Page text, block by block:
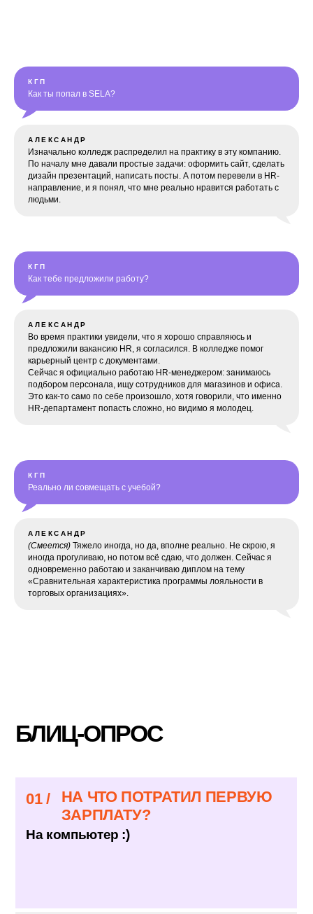
КГП
Как ты попал в SELA?
АЛЕКСАНДР
Изначально колледж распределил на практику в эту компанию.
По началу мне давали простые задачи: оформить сайт, сделать
дизайн презентаций, написать посты. А потом перевели в HR-
направление, и я понял, что мне реально нравится работать с
людьми.
КГП
Как тебе предложили работу?
АЛЕКСАНДР
Во время практики увидели, что я хорошо справляюсь и
предложили вакансию HR, я согласился. В колледже помог
карьерный центр с документами.
Сейчас я официально работаю HR-менеджером: занимаюсь
подбором персонала, ищу сотрудников для магазинов и офиса.
Это как-то само по себе произошло, хотя говорили, что именно
HR-департамент попасть сложно, но видимо я молодец.
КГП
Реально ли совмещать с учебой?
АЛЕКСАНДР
(Смеется) Тяжело иногда, но да, вполне реально. Не скрою, я
иногда прогуливаю, но потом всё сдаю, что должен. Сейчас я
одновременно работаю и заканчиваю диплом на тему
«Сравнительная характеристика программы лояльности в
торговых организациях».